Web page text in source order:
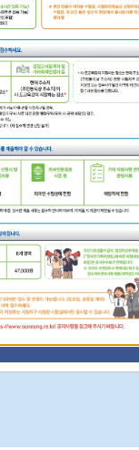
이
전
달
2026년 08월
다
T
5 6
12 13
18 19 20
25 26 27
금일 일정이 없습니다.